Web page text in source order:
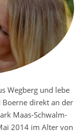
Wegberg und lebe
direkt an der
Maas-Schwalm-
2014 im Alter von